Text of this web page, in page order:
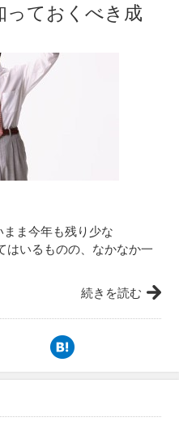
っておくべき成
ま今年も残り少な
はいるものの、なかなか一
続きを読む